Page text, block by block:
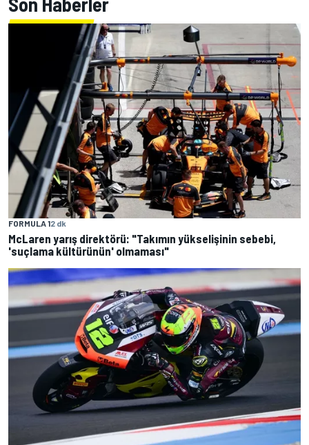
FORMULA 12 dk
McLaren yarış direktörü: "Takımın yükselişinin sebebi,
'suçlama kültürünün' olmaması"